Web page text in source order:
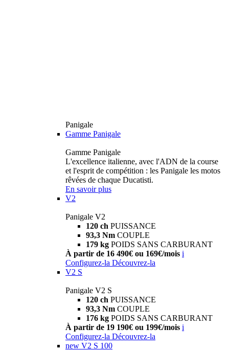
Panigale
Gamme Panigale
Gamme Panigale
L'excellence italienne, avec l'ADN de la course
et l'esprit de compétition : les Panigale les motos
rêvées de chaque Ducatisti.
En savoir plus
V2
Panigale V2
120 ch PUISSANCE
93,3 Nm COUPLE
179 kg POIDS SANS CARBURANT
À partir de 16 490€ ou 169€/mois i
Configurez-la Découvrez-la
V2 S
Panigale V2 S
120 ch PUISSANCE
93,3 Nm COUPLE
176 kg POIDS SANS CARBURANT
À partir de 19 190€ ou 199€/mois i
Configurez-la Découvrez-la
new V2 S 100